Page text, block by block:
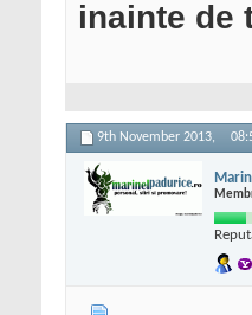
inainte de
9th November 2013,